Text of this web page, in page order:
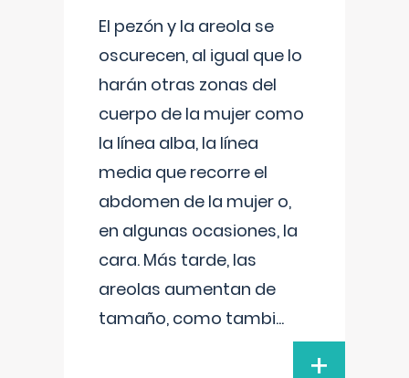
El pezón y la areola se
oscurecen, al igual que lo
harán otras zonas del
cuerpo de la mujer como
la línea alba, la línea
media que recorre el
abdomen de la mujer o,
en algunas ocasiones, la
cara. Más tarde, las
areolas aumentan de
tamaño, como tambi...
+